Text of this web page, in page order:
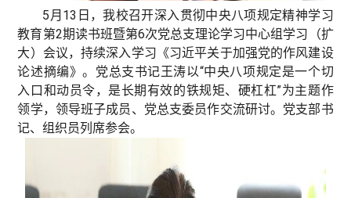
5月13日，我校召开深入贯彻中央八项规定精神学习
教育第2期读书班暨第6次党总支理论学习中心组学习（扩
大）会议，持续深入学习《习近平关于加强党的作风建设
论述摘编》。党总支书记王涛以“中央八项规定是一个切
入口和动员令，是长期有效的铁规矩、硬杠杠”为主题作
领学，领导班子成员、党总支委员作交流研讨。党支部书
记、组织员列席参会。